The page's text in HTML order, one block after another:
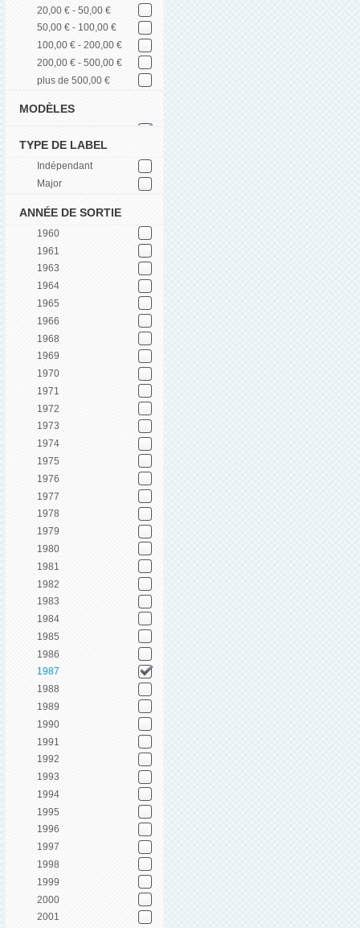
20,00 € - 50,00 €
50,00 € - 100,00 €
100,00 € - 200,00 €
200,00 € - 500,00 €
plus de 500,00 €
MODÈLES
TYPE DE LABEL
Indépendant
Major
ANNÉE DE SORTIE
1960
1961
1963
1964
1965
1966
1968
1969
1970
1971
1972
1973
1974
1975
1976
1977
1978
1979
1980
1981
1982
1983
1984
1985
1986
1987
1988
1989
1990
1991
1992
1993
1994
1995
1996
1997
1998
1999
2000
2001